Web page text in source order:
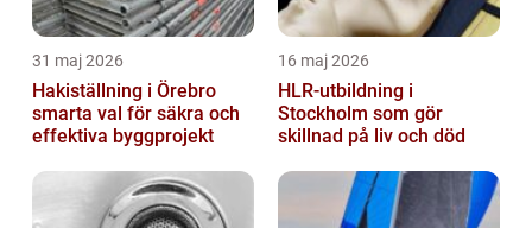
31 maj 2026
Hakiställning i Örebro
smarta val för säkra och
effektiva byggprojekt
16 maj 2026
HLR-utbildning i
Stockholm som gör
skillnad på liv och död